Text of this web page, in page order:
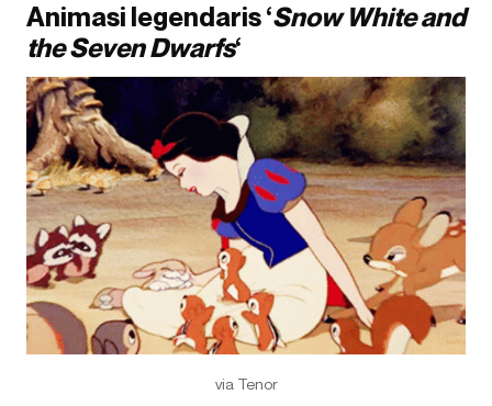
Animasi legendaris ‘Snow White and
the Seven Dwarfs‘
via Tenor